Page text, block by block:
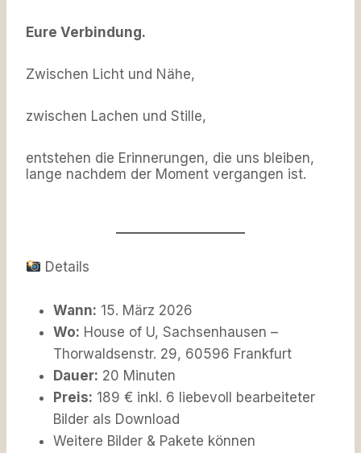
Eure Verbindung.
Zwischen Licht und Nähe,
zwischen Lachen und Stille,
entstehen die Erinnerungen, die uns bleiben,
lange nachdem der Moment vergangen ist.
Details
Wann: 15. März 2026
Wo: House of U, Sachsenhausen –
Thorwaldsenstr. 29, 60596 Frankfurt
Dauer: 20 Minuten
Preis: 189 € inkl. 6 liebevoll bearbeiteter
Bilder als Download
Weitere Bilder & Pakete können